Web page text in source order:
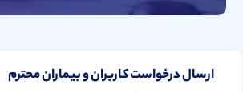
ارسال درخواست کاربران و بیماران محترم